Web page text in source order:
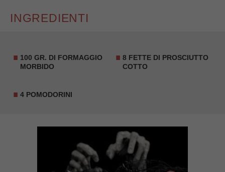
INGREDIENTI
100 GR. DI FORMAGGIO
MORBIDO
8 FETTE DI PROSCIUTTO
COTTO
4 POMODORINI